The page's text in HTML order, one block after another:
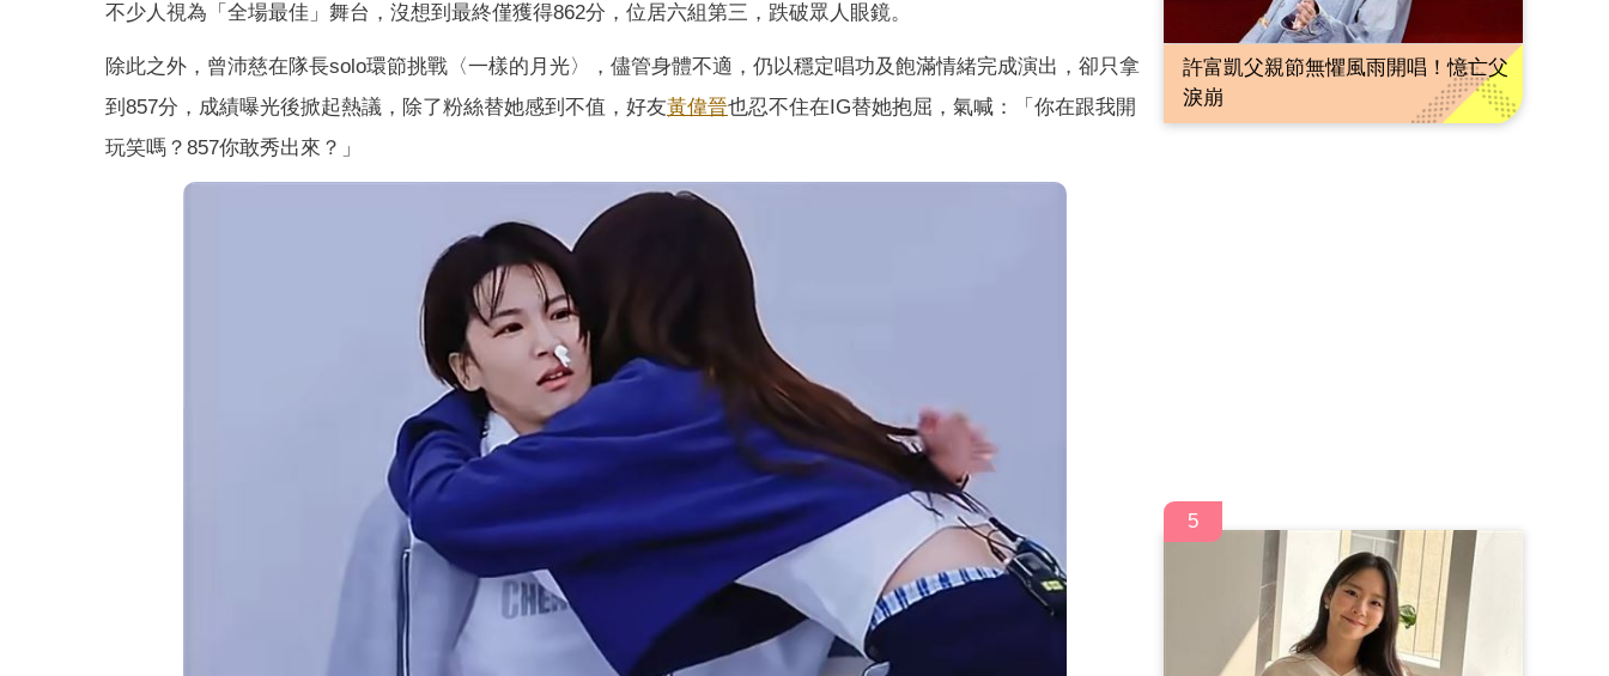
不少人視為「全場最佳」舞台，沒想到最終僅獲得862分，位居六組第三，跌破眾人眼鏡。
除此之外，曾沛慈在隊長solo環節挑戰〈一樣的月光〉，儘管身體不適，仍以穩定唱功及飽滿情緒完成演出，卻只拿
到857分，成績曝光後掀起熱議，除了粉絲替她感到不值，好友黃偉晉也忍不住在IG替她抱屈，氣喊：「你在跟我開
玩笑嗎？857你敢秀出來？」
許富凱父親節無懼風雨開唱！憶亡父
淚崩
5